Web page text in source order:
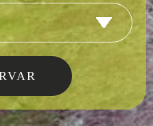
Tipo de